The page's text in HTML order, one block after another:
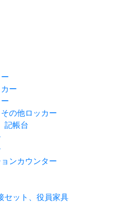
ー
の他ロッカー
記帳台
ンカウンター
セット、役員家具